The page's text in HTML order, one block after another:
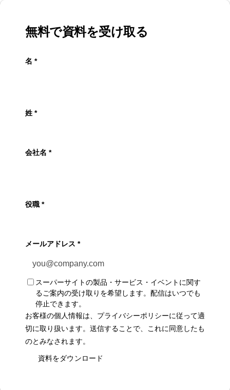
無料で資料を受け取る
名 *
姓 *
会社名 *
役職 *
メールアドレス *
スーパーサイトの製品・サービス・イベントに関す
るご案内の受け取りを希望します。配信はいつでも
停止できます。
お客様の個人情報は、 プライバシーポリシーに従って適
切に取り扱います。送信することで、これに同意したも
のとみなされます。
資料をダウンロード